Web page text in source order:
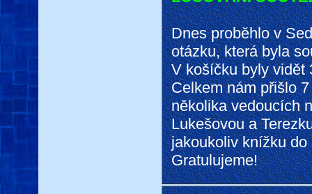
Dnes proběhlo v
otázku, která byla
V košíčku byly vidět
Celkem nám přišlo
několika vedoucích
Lukešovou a
jakoukoliv knížku
Gratulujeme!